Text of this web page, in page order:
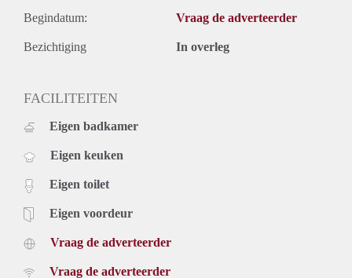
Begindatum: Vraag de adverteerder
Bezichtiging In overleg
FACILITEITEN
Eigen badkamer
Eigen keuken
Eigen toilet
Eigen voordeur
Vraag de adverteerder
Vraag de adverteerder